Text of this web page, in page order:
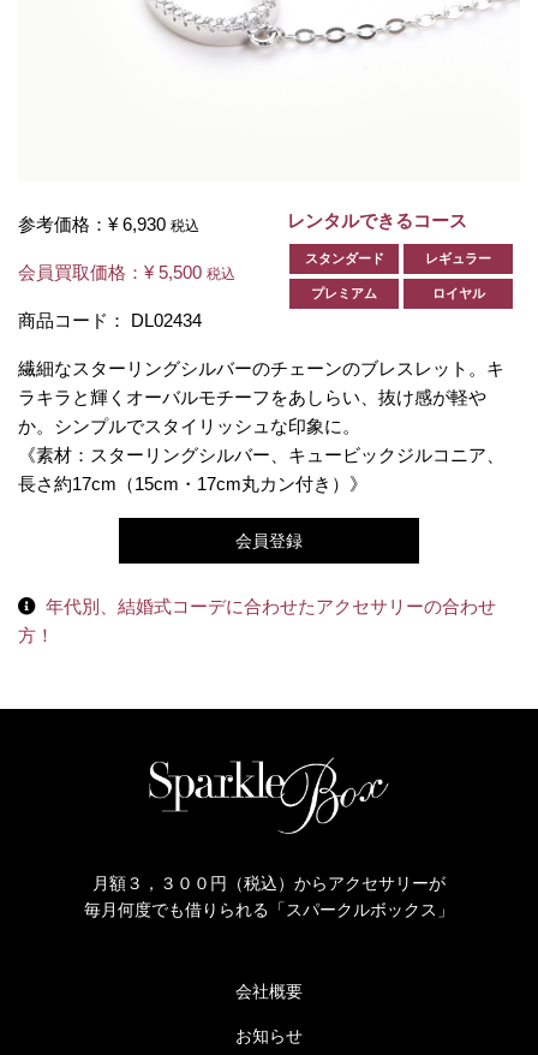
参考価格： ¥ 6,930 税込
会員買取価格： ¥ 5,500 税込
商品コード： DL02434
レンタルできるコース
スタンダード レギュラー
プレミアム ロイヤル
繊細なスターリングシルバーのチェーンのブレスレット。キ
ラキラと輝くオーバルモチーフをあしらい、抜け感が軽や
か。シンプルでスタイリッシュな印象に。
《素材：スターリングシルバー、キュービックジルコニア、
長さ約17cm（15cm・17cm丸カン付き）》
会員登録
年代別、結婚式コーデに合わせたアクセサリーの合わせ
方！
月額３，３００円（税込）からアクセサリーが
毎月何度でも借りられる「スパークルボックス」
会社概要
お知らせ